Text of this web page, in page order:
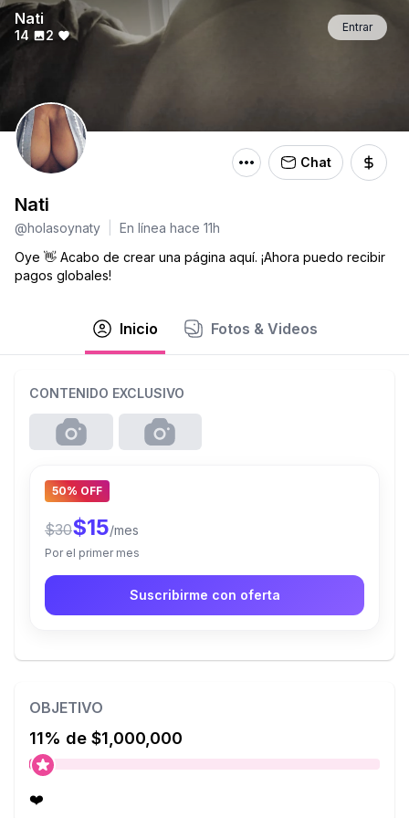
Entrar
Nati
14 2
Chat
Nati
@holasoynaty
En línea hace 11h
Oye 👋 Acabo de crear una página aquí. ¡Ahora puedo recibir
pagos globales!
Inicio Fotos & Videos
CONTENIDO EXCLUSIVO
50% OFF
$30$15/mes
Por el primer mes
Suscribirme con oferta
OBJETIVO
11% de $1,000,000
❤️